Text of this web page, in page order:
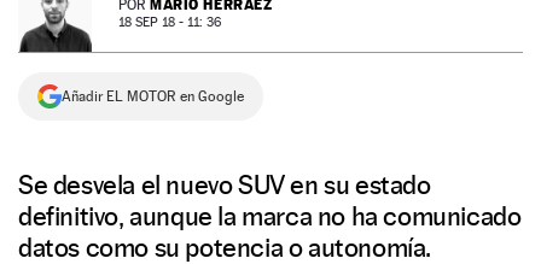
NEWSLETTER
SÍGUENOS
POR MARIO HERRÁEZ
18 SEP 18 - 11: 36
Añadir EL MOTOR en Google
Se desvela el nuevo SUV en su estado
definitivo, aunque la marca no ha comunicado
datos como su potencia o autonomía.